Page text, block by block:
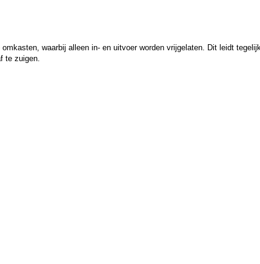
waarbij alleen in- en uitvoer worden vrijgelaten. Dit leidt
te zuigen.